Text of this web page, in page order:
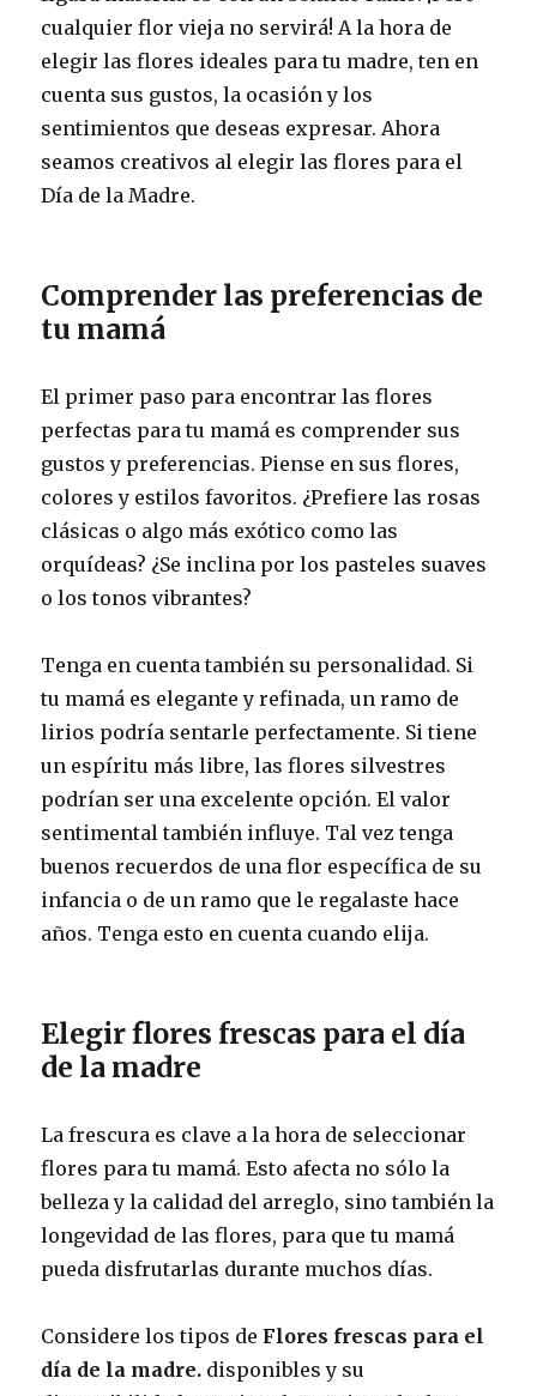
cualquier flor vieja no servirá! A la hora de
elegir las flores ideales para tu madre, ten en
cuenta sus gustos, la ocasión y los
sentimientos que deseas expresar. Ahora
seamos creativos al elegir las flores para el
Día de la Madre.
Comprender las preferencias de
tu mamá
El primer paso para encontrar las flores
perfectas para tu mamá es comprender sus
gustos y preferencias. Piense en sus flores,
colores y estilos favoritos. ¿Prefiere las rosas
clásicas o algo más exótico como las
orquídeas? ¿Se inclina por los pasteles suaves
o los tonos vibrantes?
Tenga en cuenta también su personalidad. Si
tu mamá es elegante y refinada, un ramo de
lirios podría sentarle perfectamente. Si tiene
un espíritu más libre, las flores silvestres
podrían ser una excelente opción. El valor
sentimental también influye. Tal vez tenga
buenos recuerdos de una flor específica de su
infancia o de un ramo que le regalaste hace
años. Tenga esto en cuenta cuando elija.
Elegir flores frescas para el día
de la madre
La frescura es clave a la hora de seleccionar
flores para tu mamá. Esto afecta no sólo la
belleza y la calidad del arreglo, sino también la
longevidad de las flores, para que tu mamá
pueda disfrutarlas durante muchos días.
Considere los tipos de Flores frescas para el
día de la madre. disponibles y su